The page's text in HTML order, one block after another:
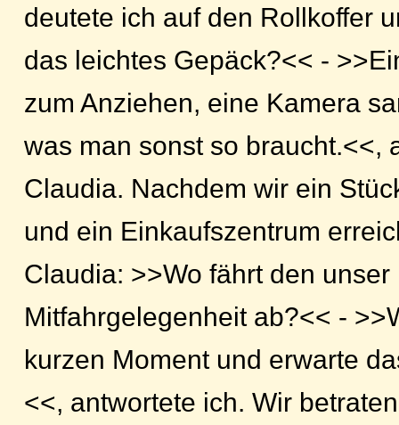
deutete ich auf den Rollkoffer
das leichtes Gepäck?<< -
zum Anziehen, eine Kamera
was man sonst so braucht.<<,
Claudia. Nachdem wir ein
und ein Einkaufszentrum
Claudia: >>Wo fährt den
Mitfahrgelegenheit ab?<< -
kurzen Moment und erwarte
<<, antwortete ich. Wir